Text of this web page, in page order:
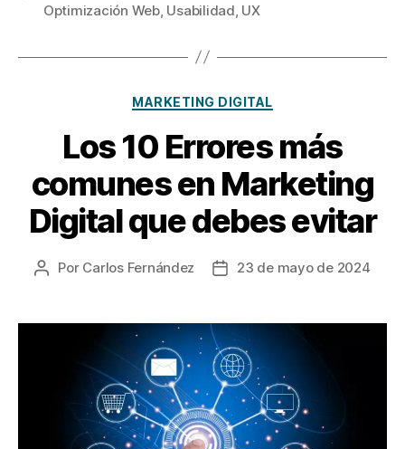
Optimización Web, Usabilidad, UX
MARKETING DIGITAL
Los 10 Errores más
comunes en Marketing
Digital que debes evitar
Por Carlos Fernández 23 de mayo de 2024